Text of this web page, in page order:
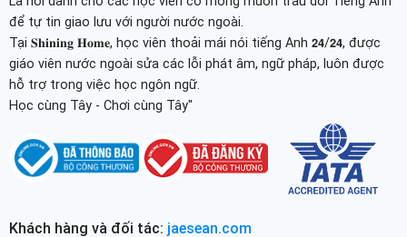
để tự tin giao lưu với người nước ngoài.
Tại 𝐒𝐡𝐢𝐧𝐢𝐧𝐠 𝐇𝐨𝐦𝐞, học viên thoải mái nói tiếng Anh 𝟮𝟰/𝟮𝟰, được
giáo viên nước ngoài sửa các lỗi phát âm, ngữ pháp, luôn được
hỗ trợ trong việc học ngôn ngữ.
Học cùng Tây - Chơi cùng Tây"
Khách hàng và đối tác: jaesean.com